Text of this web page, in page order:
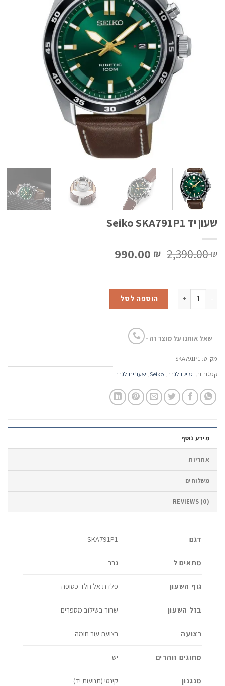
שעון יד Seiko SKA791P1
2,390.00₪ המחיר
2,390.00 ₪.
990.00 ₪
990.00 ₪. כמות של שעון יד Seiko SKA791P1 הוספה לסל
שאל אותנו על מוצר זה -
מק"ט: SKA791P1
קטגוריות: סייקו לגבר,
Seiko
, שעונים לגבר
מידע נוסף
אחריות
משלוחים
REVIEWS (0)
דגם SKA791P1
מתאים ל גבר
גוף השעון פלדת אל חלד כסופה
בזל השעון שחור בשילוב מספרים
רצועה רצועת עור חומה
מחוגים זוהרים יש
מנגנון קינטי (תנועות יד)